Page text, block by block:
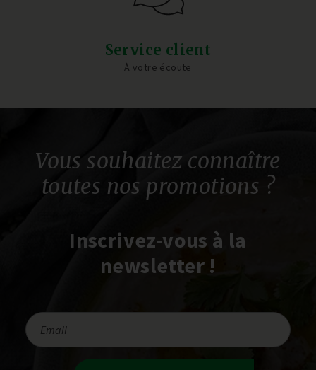
Service client
À votre écoute
Vous souhaitez connaître
toutes nos promotions ?
Inscrivez-vous à la
newsletter !